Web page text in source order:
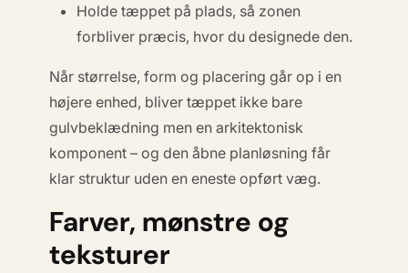
Holde tæppet på plads, så zonen
forbliver præcis, hvor du designede den.
Når størrelse, form og placering går op i en
højere enhed, bliver tæppet ikke bare
gulvbeklædning men enarkitektonisk
komponent – og den åbne planløsning får
klar struktur uden en eneste opført væg.
Farver, mønstre og
teksturer